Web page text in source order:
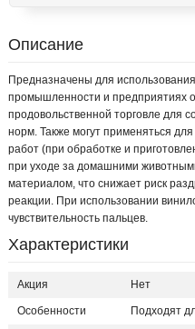
Описание
Предназначены для
промышленности и предприятиях
продовольственной торговле для
норм. Также могут применяться
работ (при обработке и
при уходе за домашними
материалом, что снижает риск
реакции. При использовании
чувствительность пальцев.
Характеристики
Акция Нет
Особенности Подходят